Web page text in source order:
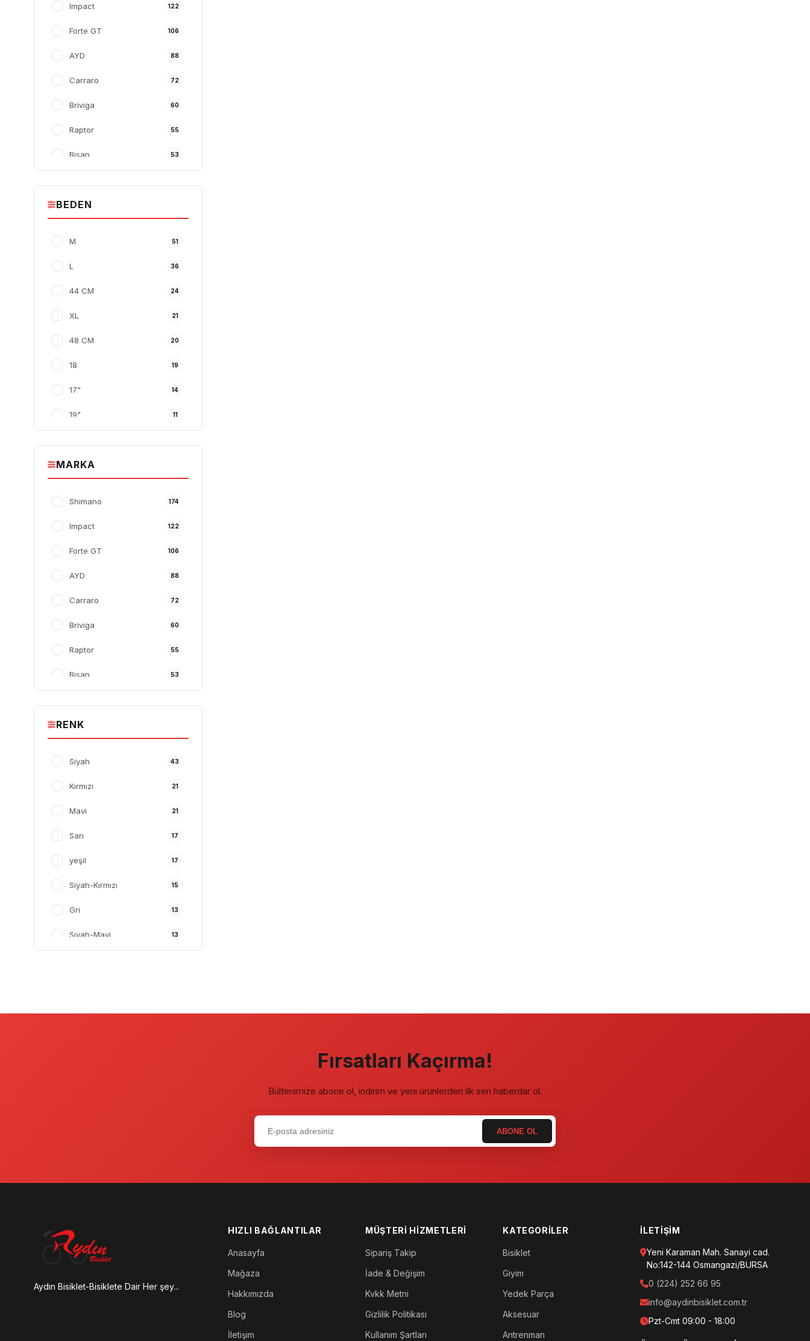
Impact 122
Forte GT 106
AYD 88
Carraro 72
Briviga 60
Raptor 55
Bisan 53
Ümit
BEDEN
M 51
L 36
44 CM 24
XL 21
48 CM 20
18 19
17" 14
19" 11
52 CM
MARKA
Shimano 174
Impact 122
Forte GT 106
AYD 88
Carraro 72
Briviga 60
Raptor 55
Bisan 53
Ümit
RENK
Siyah 43
Kırmızı 21
Mavi 21
Sarı 17
yeşil 17
Siyah-Kırmızı 15
Gri 13
Siyah-Mavi 13
Fırsatları Kaçırma!
Bültenimize abone ol, indirim ve yeni ürünlerden ilk sen haberdar ol.
ABONE OL
Aydın Bisiklet-Bisiklete Dair Her şey...
HIZLI BAĞLANTILAR
Anasayfa
Mağaza
Hakkımızda
Blog
İletişim
MÜŞTERI HIZMETLERI
Sipariş Takip
İade & Değişim
Kvkk Metni
Gizlilik Politikası
Kullanım Şartları
KATEGORILER
Bisiklet
Giyim
Yedek Parça
Aksesuar
Antrenman
İLETIŞIM
Yeni Karaman Mah. Sanayi cad.
No:142-144 Osmangazi/BURSA
0 (224) 252 66 95
info@aydinbisiklet.com.tr
Pzt-Cmt 09:00 - 18:00